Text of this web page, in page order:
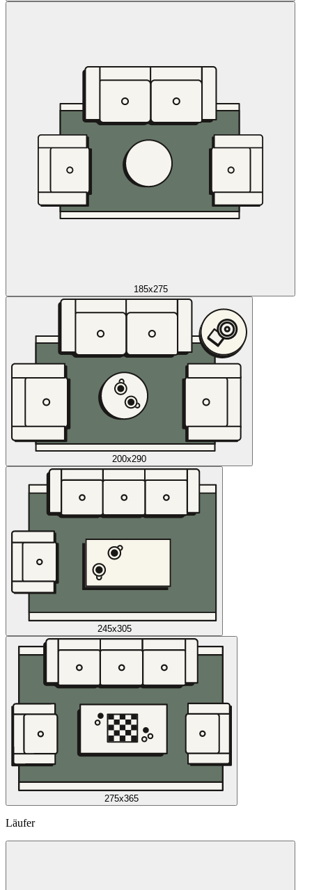
185x275
200x290
245x305
275x365
Läufer